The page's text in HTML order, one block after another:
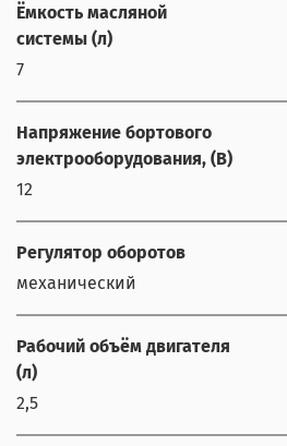
Ёмкость масляной
системы (л)
7
Напряжение бортового
электрооборудования, (В)
12
Регулятор оборотов
механический
Рабочий объём двигателя
(л)
2,5